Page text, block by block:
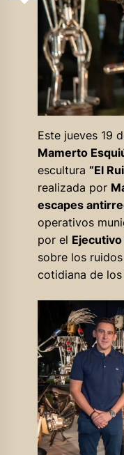
Este jueves 19
Mamerto
escultura “El
realizada por
escapes
operativos
por el
sobre los
cotidiana de los